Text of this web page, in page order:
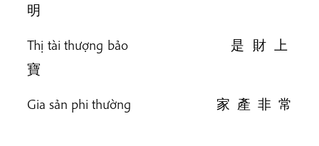
明
Thị tài thượng bảo 是 財 上
寶
Gia sản phi thường 家 產 非 常